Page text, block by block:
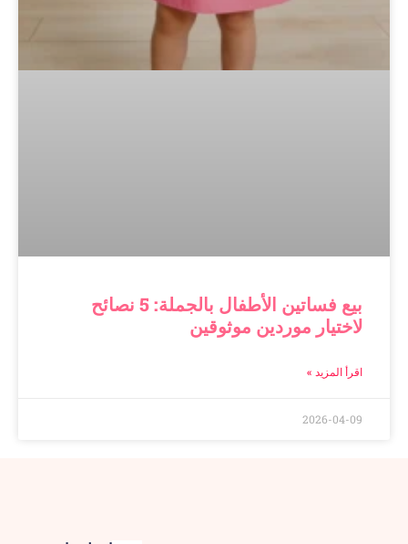
بيع فساتين الأطفال بالجملة: 5 نصائح
لاختيار موردين موثوقين
اقرأ المزيد »
2026-04-09